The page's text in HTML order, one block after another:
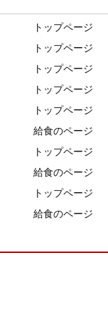
トップページ
トップページ
トップページ
トップページ
トップページ
給食のページ
トップページ
給食のページ
トップページ
給食のページ